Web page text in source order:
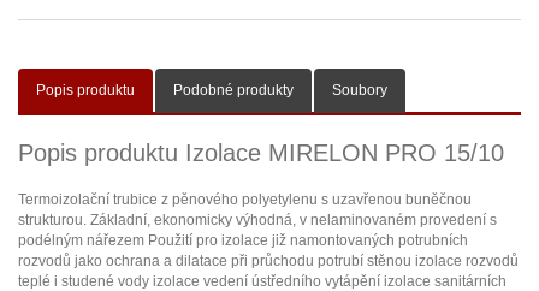
Popis produktu Podobné produkty Soubory
Popis produktu Izolace MIRELON PRO 15/10
Termoizolační trubice z pěnového polyetylenu s uzavřenou buněčnou
strukturou. Základní, ekonomicky výhodná, v nelaminovaném provedení s
podélným nářezem Použití pro izolace již namontovaných potrubních
rozvodů jako ochrana a dilatace při průchodu potrubí stěnou izolace rozvodů
teplé i studené vody izolace vedení ústředního vytápění izolace sanitárních